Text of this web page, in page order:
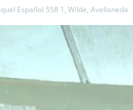
Español 558 1, Wilde, Avellaneda